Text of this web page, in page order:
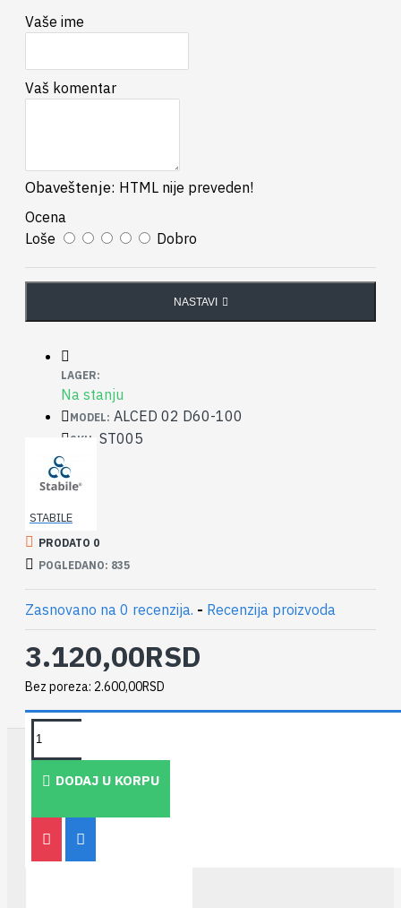
Vaše ime
Vaš komentar
Obaveštenje: HTML nije preveden!
Ocena
Loše
Dobro
NASTAVI
LAGER:
Na stanju
MODEL: ALCED 02 D60-100
SKU: ST005
STABILE
PRODATO 0
POGLEDANO: 835
Zasnovano na 0 recenzija. - Recenzija proizvoda
3.120,00RSD
Bez poreza: 2.600,00RSD
DODAJ U KORPU
TAKOĐE PREPORUČUJEMO